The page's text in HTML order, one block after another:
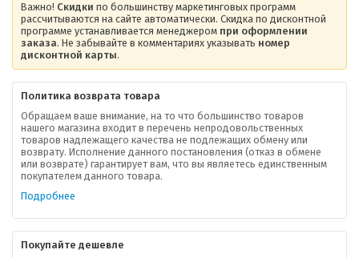
Важно! Скидки по большинству маркетинговых программ
рассчитываются на сайте автоматически. Скидка по дисконтной
программе устанавливается менеджером при оформлении
заказа. Не забывайте в комментариях указывать номер
дисконтной карты.
Политика возврата товара
Обращаем ваше внимание, на то что большинство товаров
нашего магазина входит в перечень непродовольственных
товаров надлежащего качества не подлежащих обмену или
возврату. Исполнение данного постановления (отказ в обмене
или возврате) гарантирует вам, что вы являетесь единственным
покупателем данного товара.
Подробнее
Покупайте дешевле
О компании
Ваша скидка
Контактная информация